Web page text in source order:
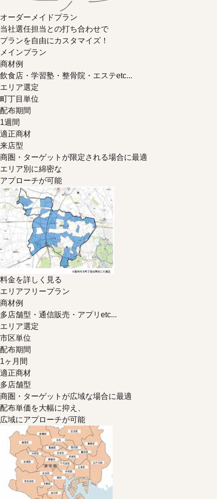
オーダーメイドプラン
当社選任担当との打ち合わせで
プランを自由にカスタマイズ！
メインプラン
商材例
飲食店・学習塾・整骨院・エステetc...
エリア選定
町丁目単位
配布期間
1週間
適正商材
来店型
商圏・ターゲットが限定される場合に最適
エリア別に綿密な
アプローチが可能
料金を詳しく見る
エリアフリープラン
商材例
多店舗型・通信販売・アプリetc...
エリア選定
市区単位
配布期間
1ヶ月間
適正商材
多店舗型
商圏・ターゲットが広域な場合に最適
配布単価を大幅に抑え、
広域にアプローチが可能